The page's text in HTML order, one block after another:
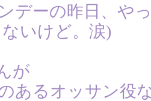
デーの昨日、や
いけど。涙)
が
あるオッサン役